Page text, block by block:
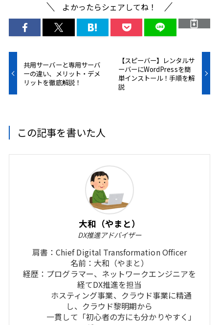
よかったらシェアしてね！
共用サーバーと専用サーバ
ーの違い、メリット・デメ
リットを徹底解説！
【スピーバー】レンタルサ
ーバーにWordPressを簡
単インストール！手順を解
説
この記事を書いた人
大和（やまと）
DX推進アドバイザー
肩書：Chief Digital Transformation Officer
名前：大和（やまと）
経歴：プログラマー、ネットワークエンジニアを
経てDX推進を担当
ホスティング事業、クラウド事業に精通
し、クラウド黎明期から
一貫して「初心者の方にも分かりやすく」